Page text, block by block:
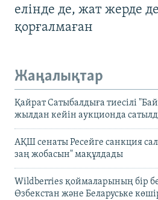
елінде де, жат жерде
қорғалмаған
Жаңалықтар
Қайрат Сатыбалдыға тиесілі
жылдан кейін аукционда
АҚШ сенаты Ресейге санкция
заң жобасын" мақұлдады
Wildberries қоймаларының бір
Өзбекстан және Беларуське